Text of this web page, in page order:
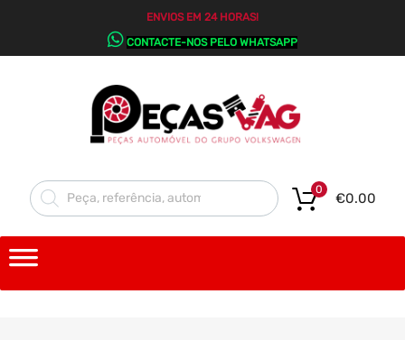
ENVIOS EM 24 HORAS!
CONTACTE-NOS PELO WHATSAPP
€0.00
0